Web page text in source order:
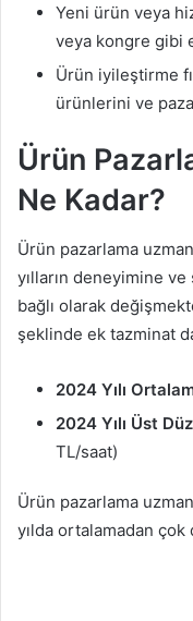
Yeni ürün veya
veya kongre gibi
Ürün iyileştirme
ürünlerini ve
Ürün
Ne Kadar?
Ürün pazarlama
yılların deneyimine
bağlı olarak
şeklinde ek tazminat
2024 Yılı
2024 Yılı Üst
TL/saat)
Ürün pazarlama
yılda ortalamadan çok